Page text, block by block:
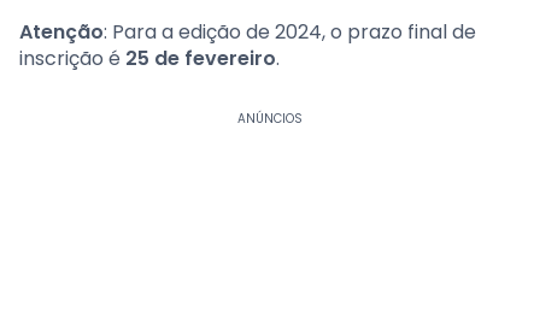
Atenção: Para a edição de 2024, o prazo final de
inscrição é 25 de fevereiro.
ANÚNCIOS